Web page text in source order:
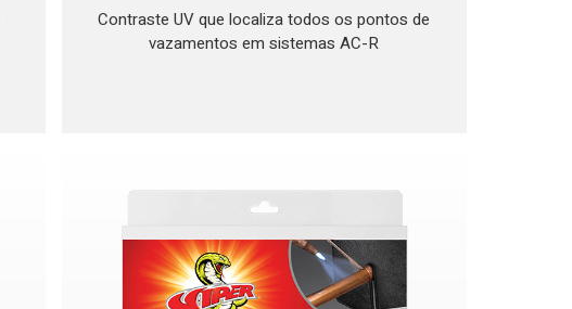
Contraste UV que localiza todos os pontos de
vazamentos em sistemas AC-R